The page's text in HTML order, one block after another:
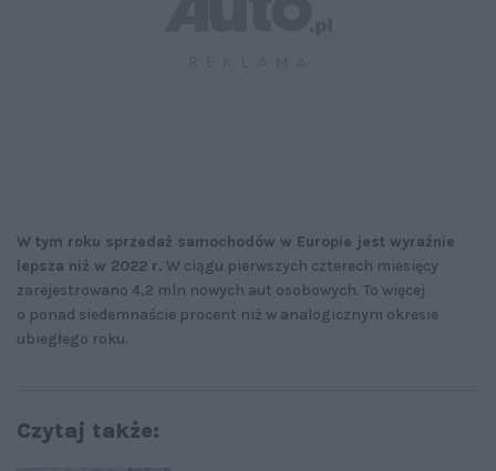
W tym roku sprzedaż samochodów w Europie jest wyraźnie
lepsza niż w 2022 r. W ciągu pierwszych czterech miesięcy
zarejestrowano 4,2 mln nowych aut osobowych. To więcej
o ponad siedemnaście procent niż w analogicznym okresie
ubiegłego roku.
Czytaj także: